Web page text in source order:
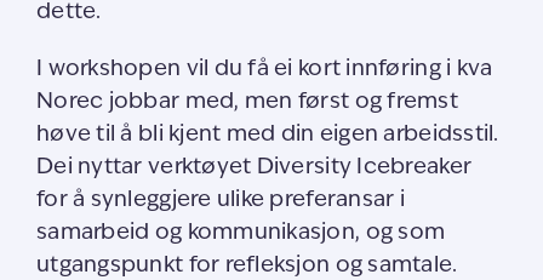
dette.
I workshopen vil du få ei kort innføring i kva
Norec jobbar med, men først og fremst
høve til å bli kjent med din eigen arbeidsstil.
Dei nyttar verktøyet Diversity Icebreaker
for å synleggjere ulike preferansar i
samarbeid og kommunikasjon, og som
utgangspunkt for refleksjon og samtale.